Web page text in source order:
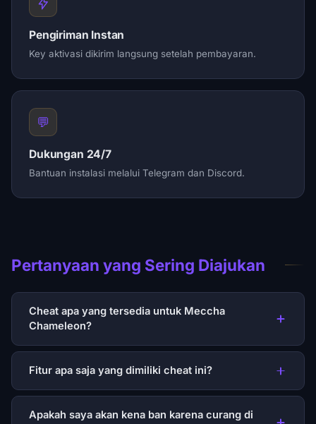
Pengiriman Instan
Key aktivasi dikirim langsung setelah pembayaran.
💬
Dukungan 24/7
Bantuan instalasi melalui Telegram dan Discord.
Pertanyaan yang Sering Diajukan
Cheat apa yang tersedia untuk Meccha
Chameleon?
Fitur apa saja yang dimiliki cheat ini?
Apakah saya akan kena ban karena curang di